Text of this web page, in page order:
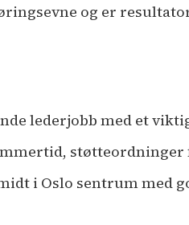
og er
lederjobb med et
i Oslo sentrum